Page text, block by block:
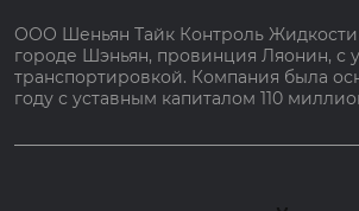
ООО Шеньян Тайк Контроль
городе Шэньян, провинция Ляонин, с
транспортировкой. Компания была
году с уставным капиталом 110